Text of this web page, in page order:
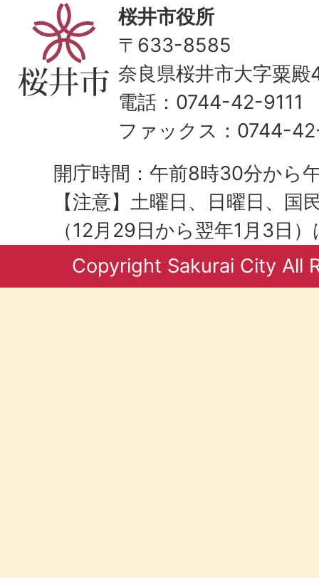
桜井市役所
〒633-8585
奈良県桜井市大字粟
電話：0744-42-9111
ファックス：0744-
開庁時間：午前8時30分から
【注意】土曜日、日曜日、国
（12月29日から翌年1月3日
Copyright Sakurai City All